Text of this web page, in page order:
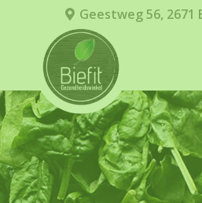
Geestweg 56, 2671